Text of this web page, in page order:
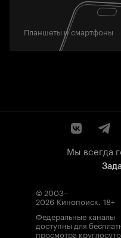
Планшеты и смартфоны
Мы всегда
© 2003–
2026 Кинопоиск. 18+
Федеральные каналы
доступны для
просмотра